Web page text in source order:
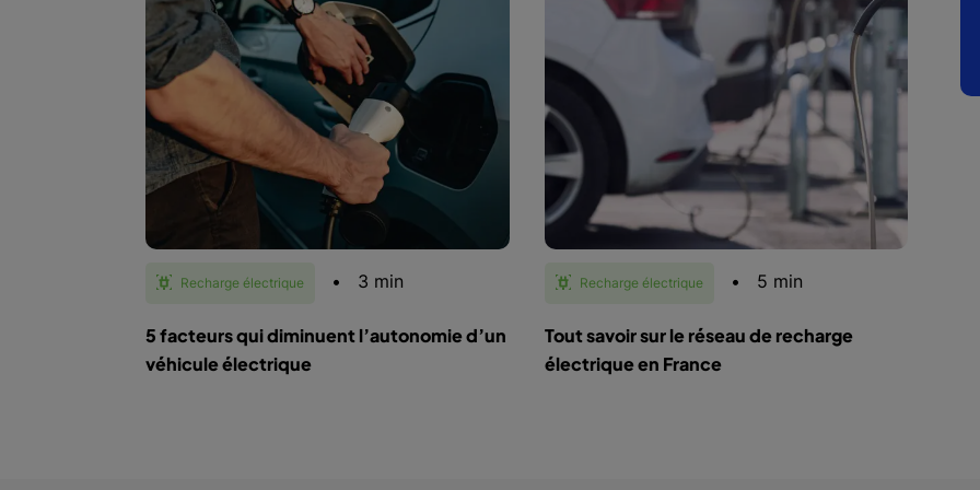
Recharge électrique • 3 min
5 facteurs qui diminuent l’autonomie d’un
véhicule électrique
Recharge électrique • 5 min
Tout savoir sur le réseau de recharge
électrique en France